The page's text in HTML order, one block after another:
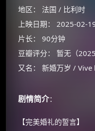
地区： 法国 / 比利时
上映日期： 2025-02-
片长： 90分钟
豆瓣评分： 暂无（
又名： 新婚万岁 / Vive
剧情简介：
【完美婚礼的誓言】